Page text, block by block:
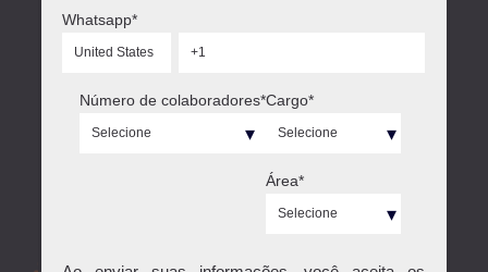
Whatsapp*
Número de colaboradores*Cargo*
Área*